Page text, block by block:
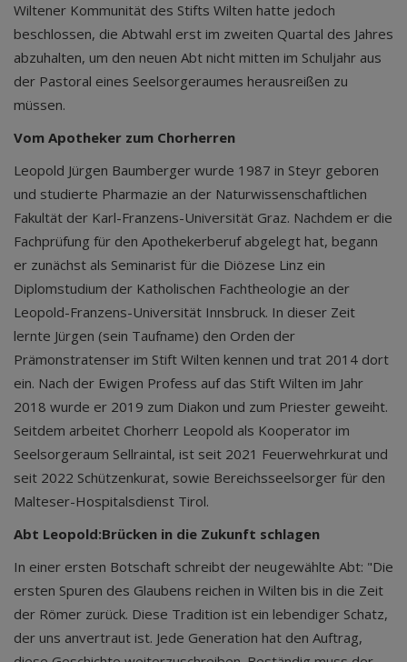
Wiltener Kommunität des Stifts Wilten hatte jedoch
beschlossen, die Abtwahl erst im zweiten Quartal des Jahres
abzuhalten, um den neuen Abt nicht mitten im Schuljahr aus
der Pastoral eines Seelsorgeraumes herausreißen zu
müssen.
Vom Apotheker zum Chorherren
Leopold Jürgen Baumberger wurde 1987 in Steyr geboren
und studierte Pharmazie an der Naturwissenschaftlichen
Fakultät der Karl-Franzens-Universität Graz. Nachdem er die
Fachprüfung für den Apothekerberuf abgelegt hat, begann
er zunächst als Seminarist für die Diözese Linz ein
Diplomstudium der Katholischen Fachtheologie an der
Leopold-Franzens-Universität Innsbruck. In dieser Zeit
lernte Jürgen (sein Taufname) den Orden der
Prämonstratenser im Stift Wilten kennen und trat 2014 dort
ein. Nach der Ewigen Profess auf das Stift Wilten im Jahr
2018 wurde er 2019 zum Diakon und zum Priester geweiht.
Seitdem arbeitet Chorherr Leopold als Kooperator im
Seelsorgeraum Sellraintal, ist seit 2021 Feuerwehrkurat und
seit 2022 Schützenkurat, sowie Bereichsseelsorger für den
Malteser-Hospitalsdienst Tirol.
Abt Leopold:Brücken in die Zukunft schlagen
In einer ersten Botschaft schreibt der neugewählte Abt: "Die
ersten Spuren des Glaubens reichen in Wilten bis in die Zeit
der Römer zurück. Diese Tradition ist ein lebendiger Schatz,
der uns anvertraut ist. Jede Generation hat den Auftrag,